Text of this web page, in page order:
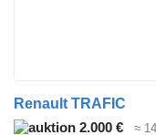
Renault TRAFIC
2.000 €
≈